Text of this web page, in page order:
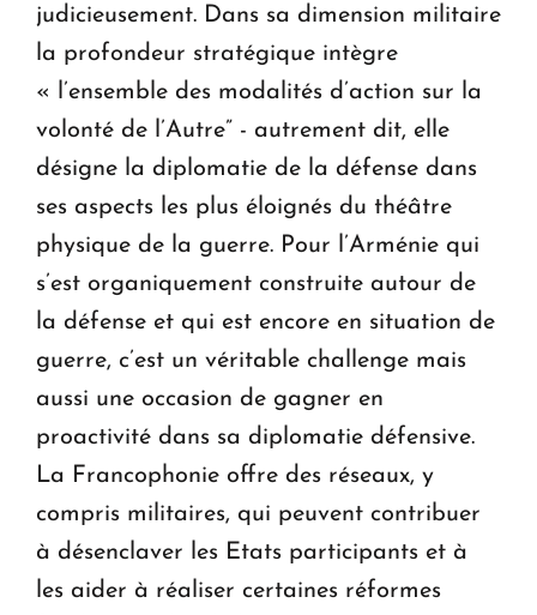
judicieusement. Dans sa dimension militaire
la profondeur stratégique intègre
« l’ensemble des modalités d’action sur la
volonté de l’Autre” - autrement dit, elle
désigne la diplomatie de la défense dans
ses aspects les plus éloignés du théâtre
physique de la guerre. Pour l’Arménie qui
s’est organiquement construite autour de
la défense et qui est encore en situation de
guerre, c’est un véritable challenge mais
aussi une occasion de gagner en
proactivité dans sa diplomatie défensive.
La Francophonie offre des réseaux, y
compris militaires, qui peuvent contribuer
à désenclaver les Etats participants et à
les aider à réaliser certaines réformes